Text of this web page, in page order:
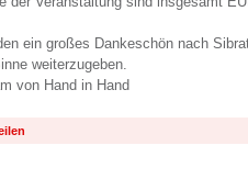
ein großes Dankeschön nach
weiterzugeben.
von Hand in Hand